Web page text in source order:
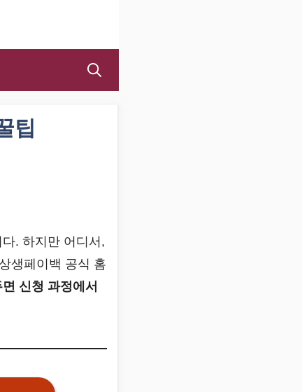
팁
. 하지만 어디서,
생페이백 공식 홈
신청 과정에서